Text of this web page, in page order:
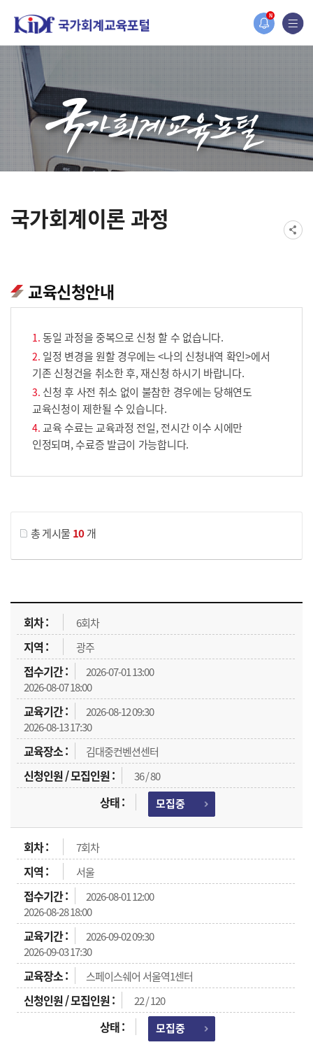
N
홈페이지가 새롭게 개편되었습니다.
한국조세재정연구원홈페이지가 새롭게 개설되었습니다.
국가회계이론 과정
교육신청안내
동일 과정을 중복으로 신청 할 수 없습니다.
일정 변경을 원할 경우에는 <나의 신청내역 확인>에서
기존 신청건을 취소한 후, 재신청 하시기 바랍니다.
신청 후 사전 취소 없이 불참한 경우에는 당해연도
교육신청이 제한될 수 있습니다.
교육 수료는 교육과정 전일, 전시간 이수 시에만
인정되며, 수료증 발급이 가능합니다.
총 게시물 10개
교육신청 목록을 나타낸 표로 회차, 지역, 접수기간, 교육기간, 교육장소, 신청인원/모집인원, 상태로 나뉘어 설명합니다.
6회차
광주
2026-07-01 13:00
2026-08-07 18:00
2026-08-12 09:30
2026-08-13 17:30
김대중컨벤션센터
36 / 80
모집중
7회차
서울
2026-08-01 12:00
2026-08-28 18:00
2026-09-02 09:30
2026-09-03 17:30
스페이스쉐어 서울역1센터
22 / 120
모집중